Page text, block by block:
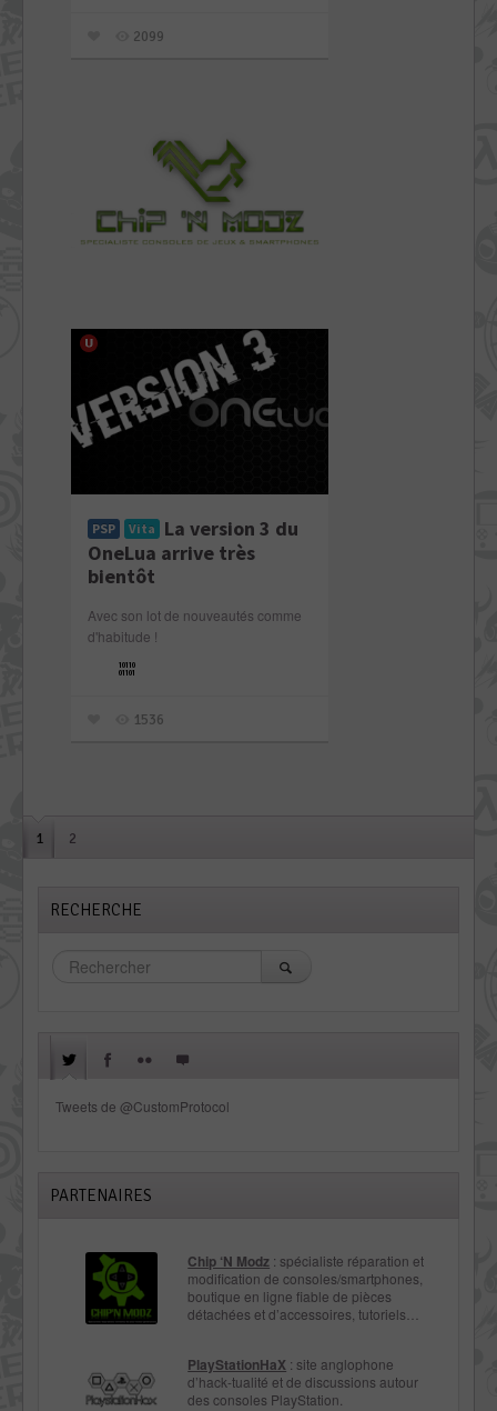
2099
PSP Vita La version 3 du
OneLua arrive très
bientôt
Avec son lot de nouveautés comme
d'habitude !
1536
1 2
RECHERCHE
Tweets de @CustomProtocol
PARTENAIRES
Chip ‘N Modz : spécialiste réparation et
modification de consoles/smartphones,
boutique en ligne fiable de pièces
détachées et d’accessoires, tutoriels…
PlayStationHaX : site anglophone
d’hack-tualité et de discussions autour
des consoles PlayStation.